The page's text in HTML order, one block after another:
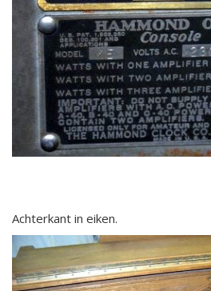
Achterkant in eiken.